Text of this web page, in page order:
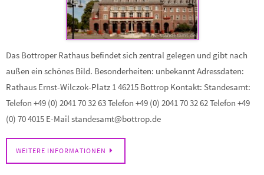
Das Bottroper Rathaus befindet sich zentral gelegen und gibt nach
außen ein schönes Bild. Besonderheiten: unbekannt Adressdaten:
Rathaus Ernst-Wilczok-Platz 1 46215 Bottrop Kontakt: Standesamt:
Telefon +49 (0) 2041 70 32 63 Telefon +49 (0) 2041 70 32 62 Telefon +49
(0) 70 4015 E-Mail standesamt@bottrop.de
WEITERE INFORMATIONEN